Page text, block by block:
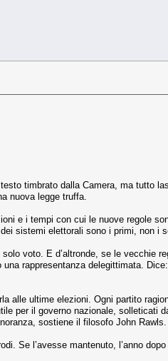
timbrato dalla Camera, ma tutto
nuova legge truffa.
e i tempi con cui le nuove regole
sistemi elettorali sono i primi, non i
voto. E d’altronde, se le vecchie
rappresentanza delegittimata.
alle ultime elezioni. Ogni partito
per il governo nazionale, solleticati
sostiene il filosofo John
Se l’avesse mantenuto, l’anno